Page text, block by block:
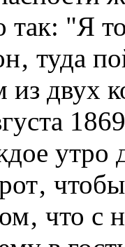
так: "Я
туда
двух
утро
что с